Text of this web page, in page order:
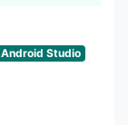
Android Studio